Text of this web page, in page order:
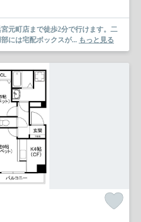
元町店まで徒歩2分で行けます。二
には宅配ボックスが... もっと見る